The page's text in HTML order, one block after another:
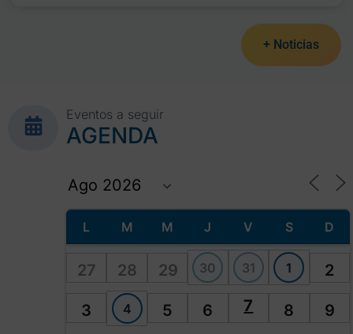
+ Noticias
Eventos a seguir
AGENDA
L M M J V S D
27 28 29 30 31 1 2
3 4 5 6 7 8 9